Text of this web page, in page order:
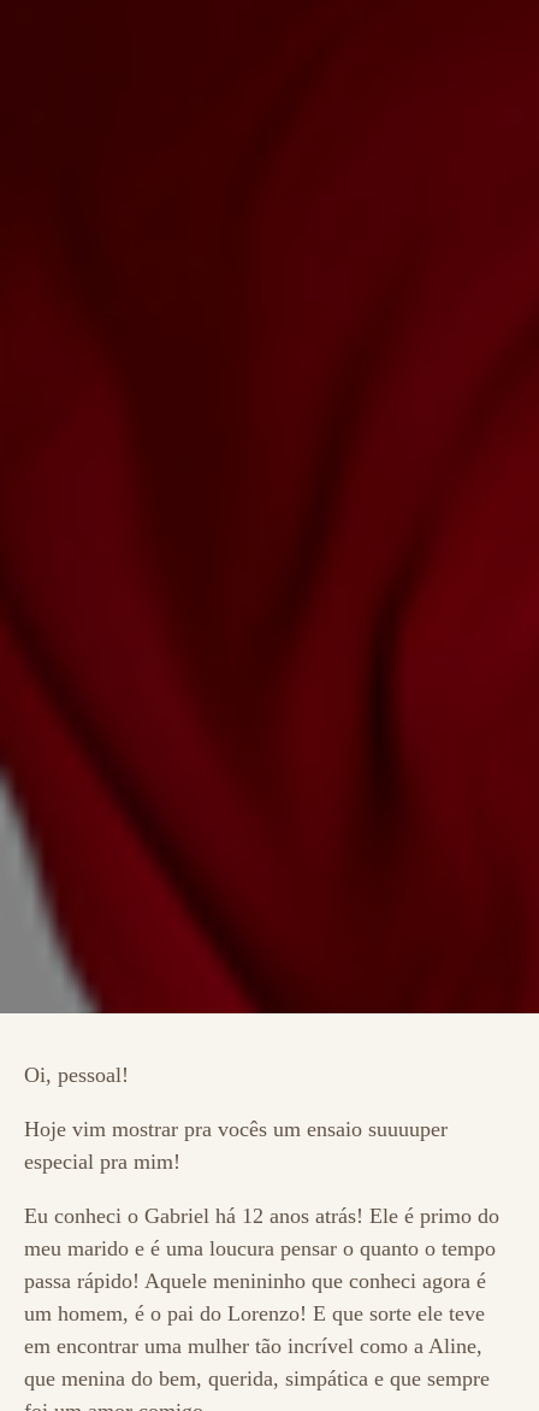
Oi, pessoal!
Hoje vim mostrar pra vocês um ensaio suuuuper
especial pra mim!
Eu conheci o Gabriel há 12 anos atrás! Ele é primo do
meu marido e é uma loucura pensar o quanto o tempo
passa rápido! Aquele menininho que conheci agora é
um homem, é o pai do Lorenzo! E que sorte ele teve
em encontrar uma mulher tão incrível como a Aline,
que menina do bem, querida, simpática e que sempre